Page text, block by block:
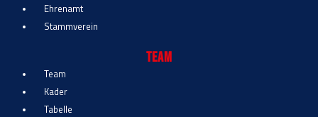
Ehrenamt
Stammverein
Team
Team
Kader
Tabelle